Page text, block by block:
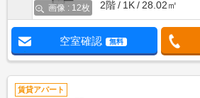
画像 : 12枚
2階
1K 28.02㎡
空室確認 無料
賃貸アパート